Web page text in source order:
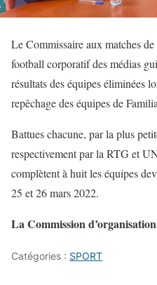
Le Commissaire aux matches
football corporatif des médias
résultats des équipes éliminées
repêchage des équipes de
Battues chacune, par la plus
respectivement par la RTG et
complètent à huit les équipes
25 et 26 mars 2022.
La Commission d’organisation
Catégories : SPORT